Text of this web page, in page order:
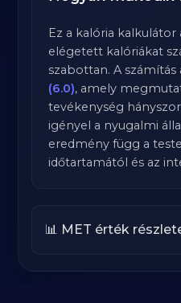
Ez a kalória kalkulátor
elégetett kalóriákat
szabottan. A számítás
(6.0), amely
tevékenység
igényel a nyugalmi
eredmény függ a
időtartamától és az
📊 MET érték